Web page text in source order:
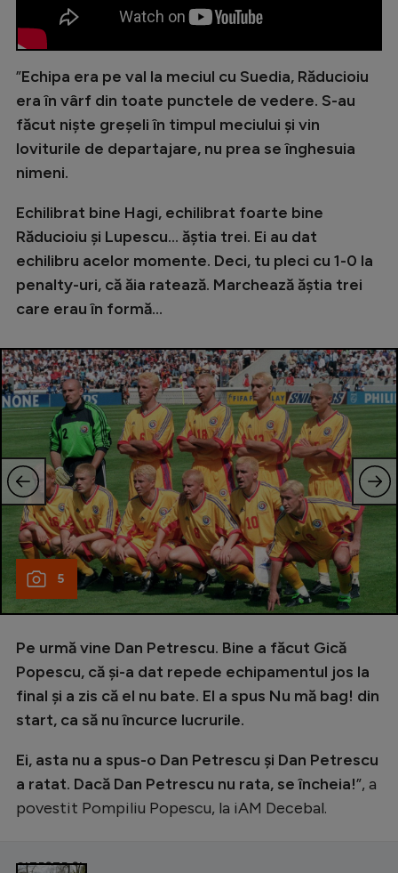
”Echipa era pe val la meciul cu Suedia, Răducioiu
era în vârf din toate punctele de vedere. S-au
făcut niște greșeli în timpul meciului și vin
loviturile de departajare, nu prea se înghesuia
nimeni.
Echilibrat bine Hagi, echilibrat foarte bine
Răducioiu și Lupescu... ăștia trei. Ei au dat
echilibru acelor momente. Deci, tu pleci cu 1-0 la
penalty-uri, că ăia ratează. Marchează ăștia trei
care erau în formă...
5
Pe urmă vine Dan Petrescu. Bine a făcut Gică
Popescu, că și-a dat repede echipamentul jos la
final și a zis că el nu bate. El a spus Nu mă bag! din
start, ca să nu încurce lucrurile.
Ei, asta nu a spus-o Dan Petrescu și Dan Petrescu
a ratat. Dacă Dan Petrescu nu rata, se încheia!”, a
povestit Pompiliu Popescu, la iAM Decebal.
CITEȘTE ȘI